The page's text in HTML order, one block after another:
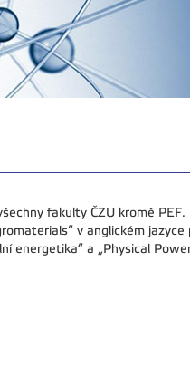
fakulty ČZU kromě
v anglickém
a „Physical